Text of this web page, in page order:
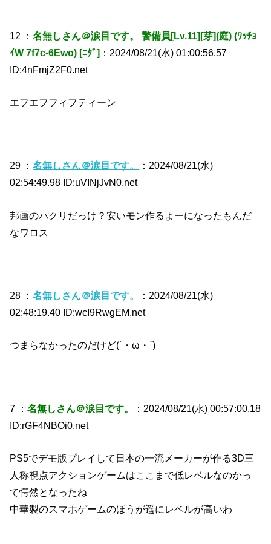
12 ：名無しさん＠涙目です。 警備員[Lv.11][芽](庭) (ﾜｯﾁｮ
ｲW 7f7c-6Ewo) [ﾆﾀﾞ] ：2024/08/21(水) 01:00:56.57
ID:4nFmjZ2F0.net
エフエフフィフティーン
29 ：名無しさん＠涙目です。
：2024/08/21(水)
02:54:49.98 ID:uVINjJvN0.net
邦画のパクリだっけ？安いモン作るよーになったもんだ
なワロス
28 ：名無しさん＠涙目です。
：2024/08/21(水)
02:48:19.40 ID:wcI9RwgEM.net
つまらなかったのだけど(´・ω・`)
7 ：名無しさん＠涙目です。
：2024/08/21(水) 00:57:00.18
ID:rGF4NBOi0.net
PS5でデモ版プレイして日本の一流メーカーが作る3D三
人称視点アクションゲームはここまで低レベルなのかっ
て愕然となったね
中華製のスマホゲームのほうが遥にレベルが高いわ